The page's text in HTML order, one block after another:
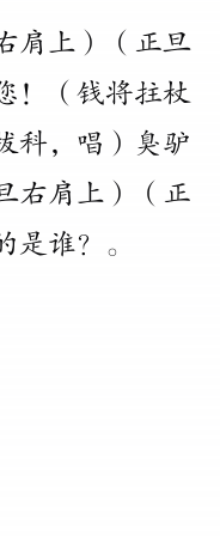
肩上 ） （ 正旦
！ （ 钱将拄杖
科， 唱 ） 臭驴
右肩上 ） （ 正
是谁？ 。